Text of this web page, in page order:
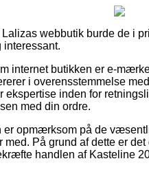
webbutik burde de i
internet butikken er e-
i overensstemmelse
ekspertise inden for
med din ordre.
opmærksom på de
På grund af dette er
handlen af Kasteline